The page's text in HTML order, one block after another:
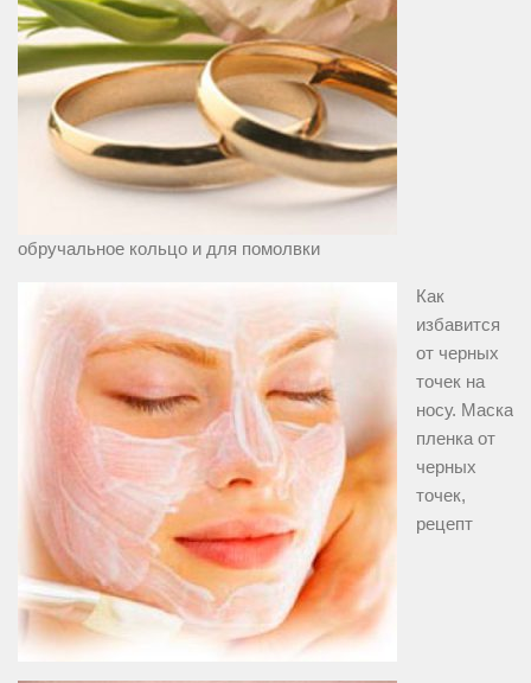
обручальное кольцо и для помолвки
Как
избавится
от черных
точек на
носу. Маска
пленка от
черных
точек,
рецепт